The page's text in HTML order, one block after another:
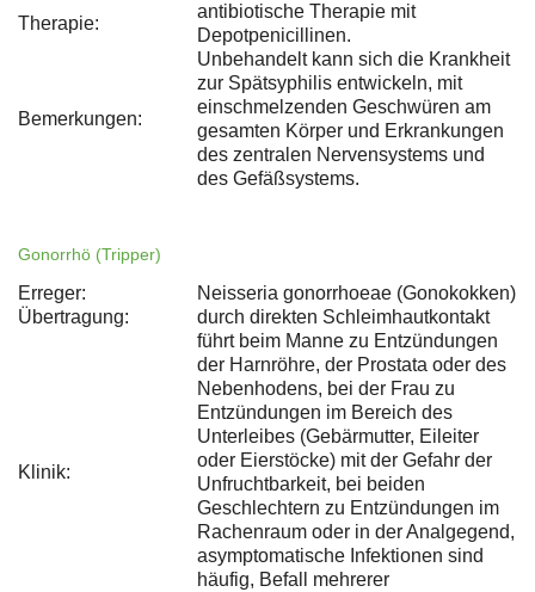
Therapie:
antibiotische Therapie mit
Depotpenicillinen.
Bemerkungen:
Unbehandelt kann sich die Krankheit
zur Spätsyphilis entwickeln, mit
einschmelzenden Geschwüren am
gesamten Körper und Erkrankungen
des zentralen Nervensystems und
des Gefäßsystems.
Gonorrhö (Tripper)
Erreger:
Neisseria gonorrhoeae (Gonokokken)
Übertragung:
durch direkten Schleimhautkontakt
Klinik:
führt beim Manne zu Entzündungen
der Harnröhre, der Prostata oder des
Nebenhodens, bei der Frau zu
Entzündungen im Bereich des
Unterleibes (Gebärmutter, Eileiter
oder Eierstöcke) mit der Gefahr der
Unfruchtbarkeit, bei beiden
Geschlechtern zu Entzündungen im
Rachenraum oder in der Analgegend,
asymptomatische Infektionen sind
häufig, Befall mehrerer